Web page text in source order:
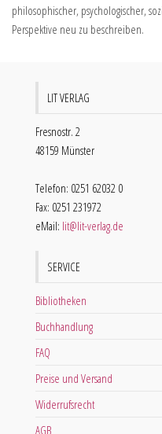
philosophischer, psychologischer,
Perspektive neu zu beschreiben.
LIT VERLAG
Fresnostr. 2
48159 Münster
Telefon: 0251 62032 0
Fax: 0251 231972
eMail: lit@lit-verlag.de
SERVICE
Bibliotheken
Buchhandlung
FAQ
Preise und Versand
Widerrufsrecht
AGB